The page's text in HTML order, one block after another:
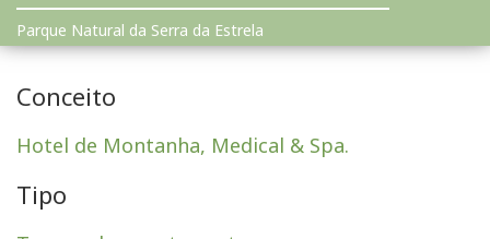
Parque Natural da Serra da Estrela
Conceito
Hotel de Montanha, Medical & Spa.
Tipo